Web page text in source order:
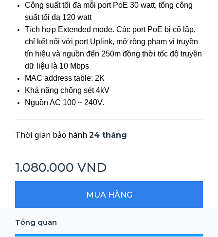
Công suất tối đa mỗi port PoE 30 watt, tổng công
suất tối đa 120 watt
Tích hợp Extended mode. Các port PoE bị cô lập,
chỉ kết nối với port Uplink, mở rộng phạm vi truyền
tín hiệu và nguồn đển 250m đồng thời tốc độ truyền
dữ liệu là 10 Mbps
MAC address table: 2K
Khả năng chống sét 4kV
Nguồn AC 100 ~ 240V.
Thời gian bảo hành 24 tháng
1.080.000 VND
MUA HÀNG
Tổng quan